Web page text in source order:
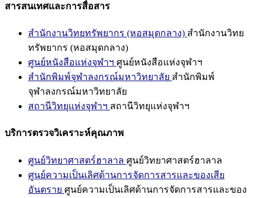
สารสนเทศและการสื่อสาร
สำนักงานวิทยทรัพยากร (หอสมุดกลาง) สำนักงานวิทย
ทรัพยากร (หอสมุดกลาง)
ศูนย์หนังสือแห่งจุฬาฯ ศูนย์หนังสือแห่งจุฬาฯ
สำนักพิมพ์จุฬาลงกรณ์มหาวิทยาลัย สำนักพิมพ์
จุฬาลงกรณ์มหาวิทยาลัย
สถานีวิทยุแห่งจุฬาฯ สถานีวิทยุแห่งจุฬาฯ
บริการตรวจวิเคราะห์คุณภาพ
ศูนย์วิทยาศาสตร์ฮาลาล ศูนย์วิทยาศาสตร์ฮาลาล
ศูนย์ความเป็นเลิศด้านการจัดการสารและของเสีย
อันตราย ศูนย์ความเป็นเลิศด้านการจัดการสารและของ